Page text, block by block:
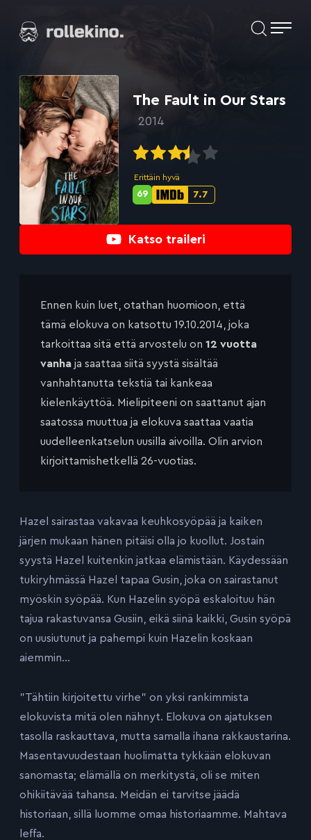
suoraan
Elokuvat ja elokuva-arviot | Rollekino.fi
jälkeen.
Katso traileri
The Fault in Our Stars
2014
Erittäin hyvä
IMDb-
7.7
Metascore-
69
Ennen kuin luet, otathan huomioon, että
tämä elokuva on katsottu 19.10.2014, joka
tarkoittaa sitä että arvostelu on 12 vuotta
vanha ja saattaa siitä syystä sisältää
vanhahtanutta tekstiä tai kankeaa
kielenkäyttöä. Mielipiteeni on saattanut ajan
saatossa muuttua ja elokuva saattaa vaatia
uudelleenkatselun uusilla aivoilla. Olin arvion
kirjoittamishetkellä 26-vuotias.
Hazel sairastaa vakavaa keuhkosyöpää ja kaiken
järjen mukaan hänen pitäisi olla jo kuollut. Jostain
syystä Hazel kuitenkin jatkaa elämistään. Käydessään
tukiryhmässä Hazel tapaa Gusin, joka on sairastanut
myöskin syöpää. Kun Hazelin syöpä eskaloituu hän
tajua rakastuvansa Gusiin, eikä siinä kaikki, Gusin syöpä
on uusiutunut ja pahempi kuin Hazelin koskaan
aiemmin…
”Tähtiin kirjoitettu virhe” on yksi rankimmista
elokuvista mitä olen nähnyt. Elokuva on ajatuksen
tasolla raskauttava, mutta samalla ihana rakkaustarina.
Masentavuudestaan huolimatta tykkään elokuvan
sanomasta; elämällä on merkitystä, oli se miten
ohikiitävää tahansa. Meidän ei tarvitse jäädä
historiaan, sillä luomme omaa historiaamme. Mahtava
leffa.